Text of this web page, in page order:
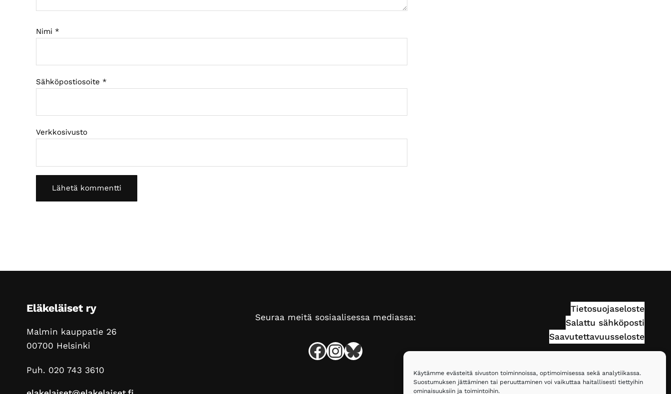
Käytämme evästeitä sivuston toiminnoissa, optimoimisessa sekä analytiikassa.
Suostumuksen jättäminen tai peruuttaminen voi vaikuttaa haitallisesti tiettyihin
ominaisuuksiin ja toimintoihin.
Nimi *
Sähköpostiosoite *
Verkkosivusto
Eläkeläiset ry
Malmin kauppatie 26
00700 Helsinki
Puh. 020 743 3610
Seuraa meitä sosiaalisessa mediassa:
Facebook InstagramBluesky
Tietosuojaseloste
Salattu sähköposti
Saavutettavuusseloste